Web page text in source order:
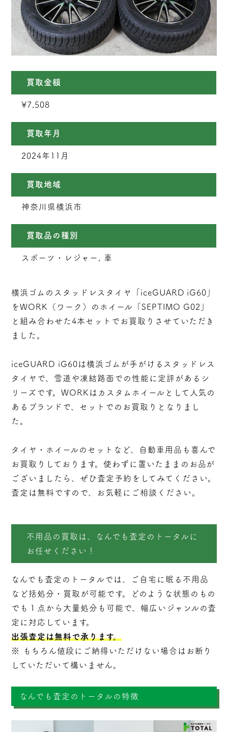
買取金額
¥7,508
買取年月
2024年11月
買取地域
神奈川県横浜市
買取品の種別
スポーツ・レジャー, 車
横浜ゴムのスタッドレスタイヤ「iceGUARD iG60」
をWORK（ワーク）のホイール「SEPTIMO G02」
と組み合わせた4本セットでお買取りさせていただき
ました。
iceGUARD iG60は横浜ゴムが手がけるスタッドレス
タイヤで、雪道や凍結路面での性能に定評があるシ
リーズです。WORKはカスタムホイールとして人気の
あるブランドで、セットでのお買取りとなりまし
た。
タイヤ・ホイールのセットなど、自動車用品も喜んで
お買取りしております。使わずに置いたままのお品が
ございましたら、ぜひ査定予約をしてみてください。
査定は無料ですので、お気軽にご相談ください。
不用品の買取は、なんでも査定のトータルに
お任せください！
なんでも査定のトータルでは、ご自宅に眠る不用品
など括処分・ 買取 が可能です。どのような状態のもの
でも１点から大量処分も可能で、幅広いジャンルの査
定に対応しています。
出張査定は無料で承ります。
※ もちろん値段にご納得いただけない場合はお断り
していただいて構いません。
なんでも査定のトータルの特徴